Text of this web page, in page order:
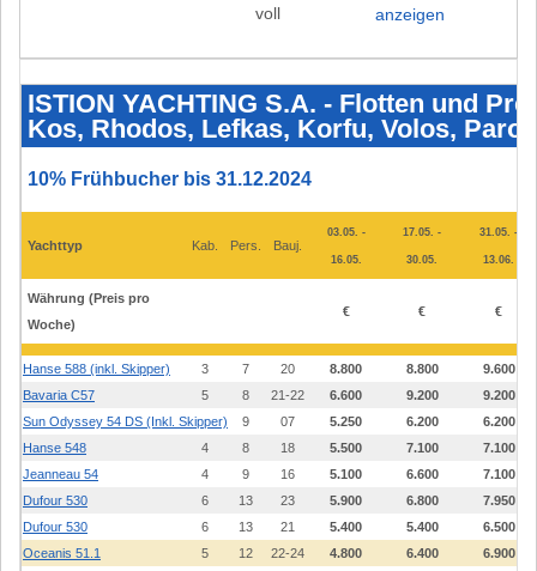
anzeigen
YACHTING
S.A.
Flotten
und
2025
Skiathos,
Kos,
Lefkas,
Korfu,
Paros,
Preveza
ISTION YACHTING S.A. - Flotten und
Kos, Rhodos, Lefkas, Korfu, Volos,
10% Frühbucher bis 31.12.2024
Yachttyp Kab. Pers. Bauj.
03.05. -
16.05.
17.05. -
30.05.
31.05. -
13.06.
Währung (Preis pro
Woche)
€ € €
Hanse 588 (inkl. Skipper) 3 7 20 8.800 8.800
9.600
Bavaria C57
5 8 21-22 6.600 9.200
9.200
Sun Odyssey 54 DS (Inkl. Skipper)
5 9 07 5.250 6.200
6.200
Hanse 548
4 8 18 5.500 7.100
7.100
Jeanneau 54
4 9 16 5.100 6.600
7.100
Dufour 530
6 13 23 5.900 6.800
7.950
Dufour 530
6 13 21 5.400 5.400
6.500
Oceanis 51.1
5 12 22-24 4.800 6.400
6.900